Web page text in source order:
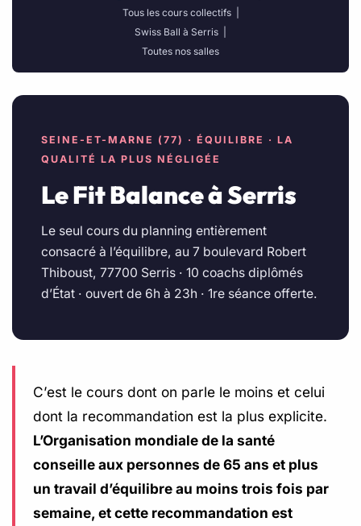
Tous les cours collectifs|
Swiss Ball à Serris
Toutes nos salles
SEINE-ET-MARNE (77) · ÉQUILIBRE · LA
QUALITÉ LA PLUS NÉGLIGÉE
Le Fit Balance à Serris
Le seul cours du planning entièrement
consacré à l’équilibre, au 7 boulevard Robert
Thiboust, 77700 Serris · 10 coachs diplômés
d’État · ouvert de 6h à 23h · 1re séance offerte.
C’est le cours dont on parle le moins et celui
dont la recommandation est la plus explicite.
L’Organisation mondiale de la santé
conseille aux personnes de 65 ans et plus
un travail d’équilibre au moins trois fois par
semaine, et cette recommandation est